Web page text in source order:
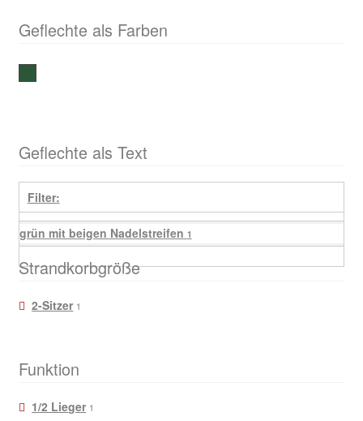
Geflechte als Farben
Geflechte als Text
Filter:
grün mit beigen Nadelstreifen 1
Strandkorbgröße
2-Sitzer 1
Funktion
1/2 Lieger 1